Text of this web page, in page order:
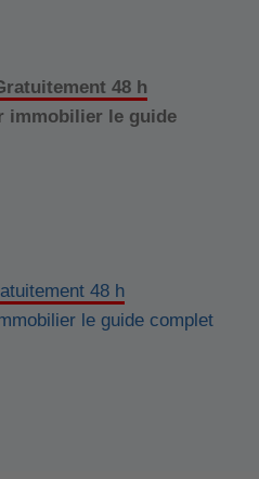
48 h
immobilier le guide
48 h
le guide complet